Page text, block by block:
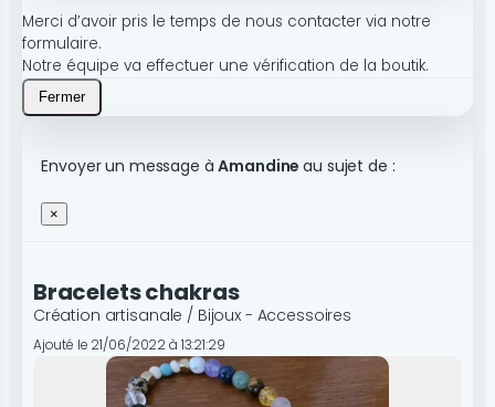
Merci d’avoir pris le temps de nous contacter via notre
formulaire.
Notre équipe va effectuer une vérification de la boutik.
Fermer
Envoyer un message àAmandineau sujet de :
×
Bracelets chakras
Création artisanale / Bijoux - Accessoires
Ajouté le 21/06/2022 à 13:21:29